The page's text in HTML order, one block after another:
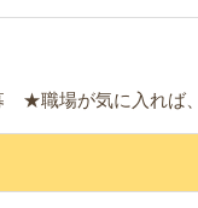
職場が気に入れば、